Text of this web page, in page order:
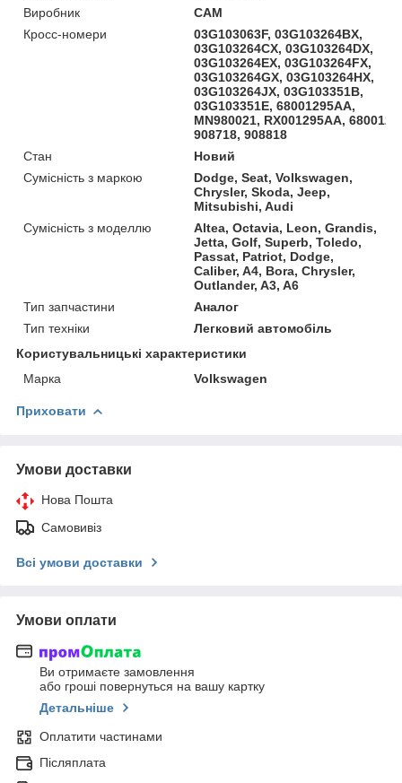
Виробник
CAM
Кросс-номери
03G103063F, 03G103264BX,
03G103264CX, 03G103264DX,
03G103264EX, 03G103264FX,
03G103264GX, 03G103264HX,
03G103264JX, 03G103351B,
03G103351E, 68001295AA,
MN980021, RX001295AA,
908718, 908818
Стан
Новий
Сумісність з маркою
Dodge, Seat, Volkswagen,
Chrysler, Skoda, Jeep,
Mitsubishi, Audi
Сумісність з моделлю
Altea, Octavia, Leon, Grandis,
Jetta, Golf, Superb, Toledo,
Passat, Patriot, Dodge,
Caliber, A4, Bora, Chrysler,
Outlander, A3, A6
Тип запчастини
Аналог
Тип техніки
Легковий автомобіль
Користувальницькі характеристики
Марка
Volkswagen
Приховати
Умови доставки
Нова Пошта
Самовивіз
Всі умови доставки
Умови оплати
Ви отримаєте замовлення
або гроші повернуться на вашу картку
Детальніше
Оплатити частинами
Післяплата